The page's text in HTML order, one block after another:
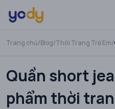
Trang chủ/Blog/Thời Trang Trẻ Em/
Quần short
phẩm thời